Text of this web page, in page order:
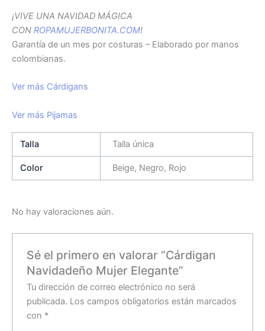
¡VIVE UNA NAVIDAD MÁGICA
CON ROPAMUJERBONITA.COM!
Garantía de un mes por costuras – Elaborado por manos
colombianas.
Ver más Cárdigans
Ver más Pijamas
Talla Talla única
Color Beige, Negro, Rojo
No hay valoraciones aún.
Sé el primero en valorar “Cárdigan
Navidadeño Mujer Elegante”
Tu dirección de correo electrónico no será
publicada. Los campos obligatorios están marcados
con *